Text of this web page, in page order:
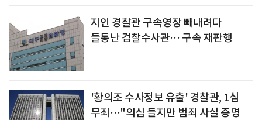
지인 경찰관 구속영장 빼내려다
들통난 검찰수사관… 구속 재판행
'황의조 수사정보 유출' 경찰관, 1심
무죄…"의심 들지만 범죄 사실 증명